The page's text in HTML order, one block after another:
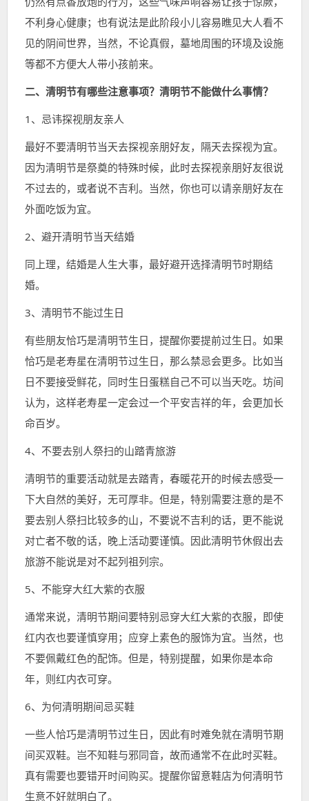
不利身心健康；也有说法是此阶段小儿容易瞧见大人看不
见的阴间世界，当然，不论真假，墓地周围的环境及设施
等都不方便大人带小孩前来。
二、清明节有哪些注意事项？清明节不能做什么事情？
1、忌讳探视朋友亲人
最好不要清明节当天去探视亲朋好友，隔天去探视为宜。
因为清明节是祭奠的特殊时候，此时去探视亲朋好友很说
不过去的，或者说不吉利。当然，你也可以请亲朋好友在
外面吃饭为宜。
2、避开清明节当天结婚
同上理，结婚是人生大事，最好避开选择清明节时期结
婚。
3、清明节不能过生日
有些朋友恰巧是清明节生日，提醒你要提前过生日。如果
恰巧是老寿星在清明节过生日，那么禁忌会更多。比如当
日不要接受鲜花，同时生日蛋糕自己不可以当天吃。坊间
认为，这样老寿星一定会过一个平安吉祥的年，会更加长
命百岁。
4、不要去别人祭扫的山踏青旅游
清明节的重要活动就是去踏青，春暖花开的时候去感受一
下大自然的美好，无可厚非。但是，特别需要注意的是不
要去别人祭扫比较多的山，不要说不吉利的话，更不能说
对亡者不敬的话，晚上活动要谨慎。因此清明节休假出去
旅游不能说是对不起列祖列宗。
5、不能穿大红大紫的衣服
通常来说，清明节期间要特别忌穿大红大紫的衣服，即使
红内衣也要谨慎穿用；应穿上素色的服饰为宜。当然，也
不要佩戴红色的配饰。但是，特别提醒，如果你是本命
年，则红内衣可穿。
6、为何清明期间忌买鞋
一些人恰巧是清明节过生日，因此有时难免就在清明节期
间买双鞋。岂不知鞋与邪同音，故而通常不在此时买鞋。
真有需要也要错开时间购买。提醒你留意鞋店为何清明节
生意不好就明白了。